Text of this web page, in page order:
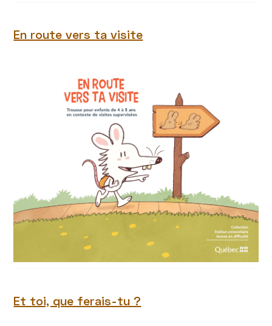
En route vers ta visite
Et toi, que ferais-tu ?